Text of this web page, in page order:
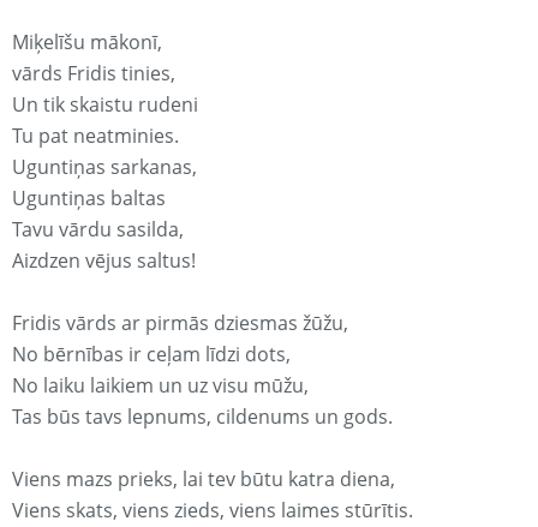
Miķelīšu mākonī,
vārds Fridis tinies,
Un tik skaistu rudeni
Tu pat neatminies.
Uguntiņas sarkanas,
Uguntiņas baltas
Tavu vārdu sasilda,
Aizdzen vējus saltus!
Fridis vārds ar pirmās dziesmas žūžu,
No bērnības ir ceļam līdzi dots,
No laiku laikiem un uz visu mūžu,
Tas būs tavs lepnums, cildenums un gods.
Viens mazs prieks, lai tev būtu katra diena,
Viens skats, viens zieds, viens laimes stūrītis.